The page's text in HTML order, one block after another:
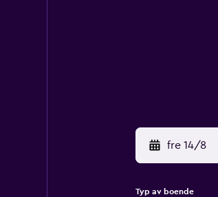
fre 14/8
Typ av boende